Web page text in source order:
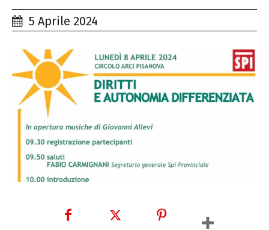
5 Aprile 2024